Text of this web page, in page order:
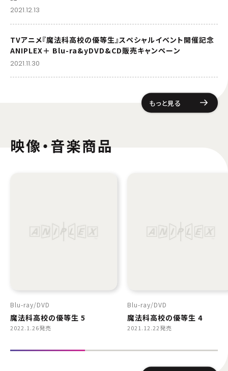
2021.12.13
TVアニメ『魔法科高校の優等生』スペシャルイベント開催記念
ANIPLEX＋ Blu-ra&yDVD&CD販売キャンペーン
2021.11.30
もっと見る
映像・音楽商品
Blu-ray DVD
魔法科高校の優等生 5
2022.1.26発売
Blu-ray DVD
魔法科高校の優等生 4
2021.12.22発売